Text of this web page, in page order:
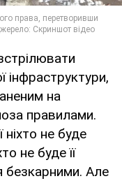
інфраструктури,
на
правилами.
не буде
не буде її
безкарними. Але